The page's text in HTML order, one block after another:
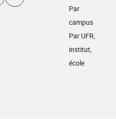
Par
campus
Par UFR,
institut,
école